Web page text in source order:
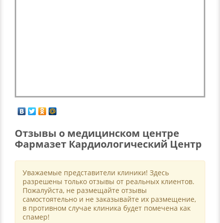
Отзывы о медицинском центре
Фармазет Кардиологический Центр
Уважаемые представители клиники! Здесь
разрешены только отзывы от реальных клиентов.
Пожалуйста, не размещайте отзывы
самостоятельно и не заказывайте их размещение,
в противном случае клиника будет помечена как
спамер!